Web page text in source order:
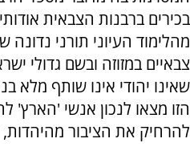
בכירים ברבנות הצבאית
מהלימוד העיוני תורני
צבאיים במזוזה ובשם גדולי
שאינו יהודי אינו שותף מלא
הזו מצאו לנכון אנשי 'הארץ'
להרחיק את הציבור